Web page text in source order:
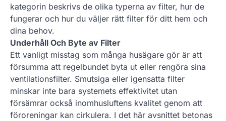
kategorin beskrivs de olika typerna av filter, hur de
fungerar och hur du väljer rätt filter för ditt hem och
dina behov.
Underhåll Och Byte av Filter
Ett vanligt misstag som många husägare gör är att
försumma att regelbundet byta ut eller rengöra sina
ventilationsfilter. Smutsiga eller igensatta filter
minskar inte bara systemets effektivitet utan
försämrar också inomhusluftens kvalitet genom att
föroreningar kan cirkulera. I det här avsnittet betonas